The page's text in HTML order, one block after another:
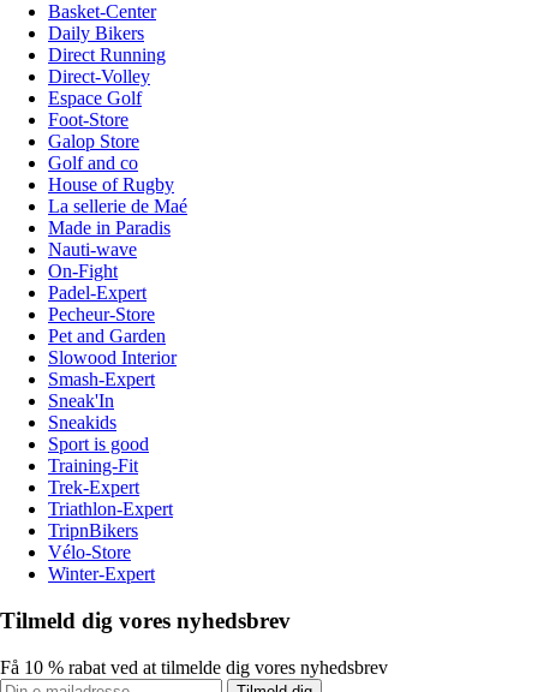
Basket-Center
Daily Bikers
Direct Running
Direct-Volley
Espace Golf
Foot-Store
Galop Store
Golf and co
House of Rugby
La sellerie de Maé
Made in Paradis
Nauti-wave
On-Fight
Padel-Expert
Pecheur-Store
Pet and Garden
Slowood Interior
Smash-Expert
Sneak'In
Sneakids
Sport is good
Training-Fit
Trek-Expert
Triathlon-Expert
TripnBikers
Vélo-Store
Winter-Expert
Tilmeld dig vores nyhedsbrev
Få 10 % rabat ved at tilmelde dig vores nyhedsbrev